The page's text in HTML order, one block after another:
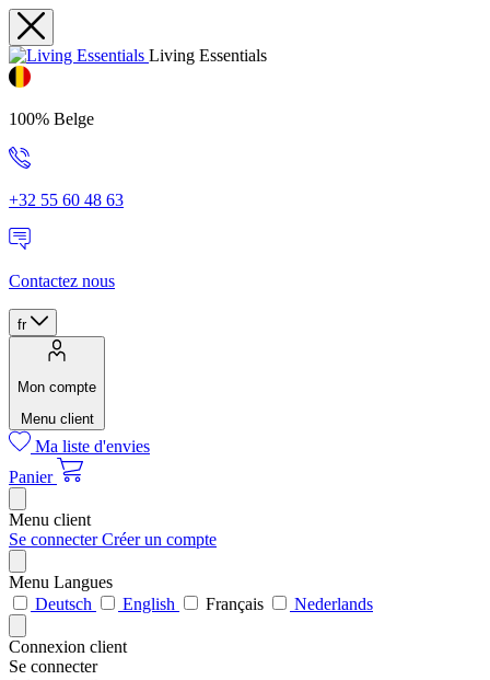
Living Essentials
100% Belge
+32 55 60 48 63
Contactez nous
fr
Mon compte
Menu client
Ma liste d'envies
Panier
Menu client
Se connecterCréer un compte
Menu Langues
Deutsch
English Français Nederlands
Connexion client
Se connecter